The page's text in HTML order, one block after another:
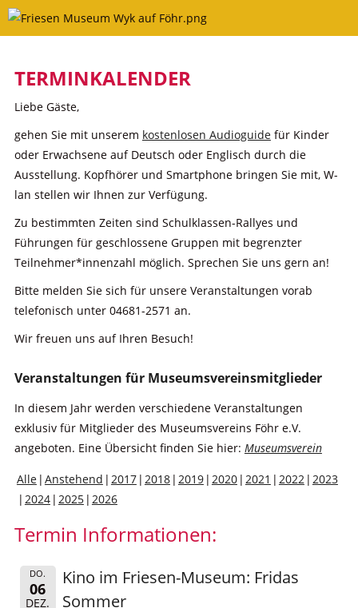
Skip
TERMINKALENDER
Liebe Gäste,
gehen Sie mit unserem kostenlosen Audioguidefür Kinder
oder Erwachsene auf Deutsch oder Englisch durch die
Ausstellung. Kopfhörer und Smartphone bringen Sie mit, W-
lan stellen wir Ihnen zur Verfügung.
Zu bestimmten Zeiten sind Schulklassen-Rallyes und
Führungen für geschlossene Gruppen mit begrenzter
Teilnehmer*innenzahl möglich. Sprechen Sie uns gern an!
Bitte melden Sie sich für unsere Veranstaltungen vorab
telefonisch unter 04681-2571 an.
Wir freuen uns auf Ihren Besuch!
Veranstaltungen für Museumsvereinsmitglieder
In diesem Jahr werden verschiedene Veranstaltungen
exklusiv für Mitglieder des Museumsvereins Föhr e.V.
angeboten. Eine Übersicht finden Sie hier: Museumsverein
Alle Anstehend 2017 2018 2019 2020 2021 2022
2023
2024 2025 2026
Termin Informationen:
DO.
06
DEZ.
Kino im Friesen-Museum: Fridas
Sommer